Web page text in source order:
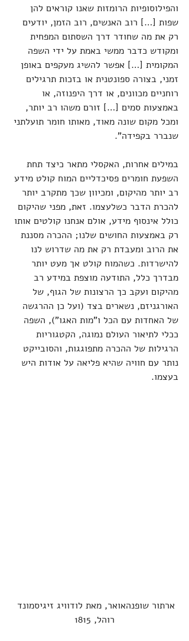
והפילוסופיות הרומזות שאנו קוראים להן
שפות […] רוב האנשים, רוב הזמן, יודעים
רק את מה שחודר דרך השסתום המפחית
ומקודש כדבר ממשי באמת על ידי השפה
המקומית […] אפשר להשיג מעקפים באופן
זמני, בצורה ספונטנית או בזכות תרגילים
רוחניים מכוונים, או דרך היפנוזה, או
באמצעות סמים […] זורם משהו רב יותר,
ומכל מקום שונה מאוד, מאותו חומר תועלתני
שנברר בקפידה".
במילים אחרות, האקסלי מתאר כיצד תחת
השפעת חומרים פסיכדליים המוח קולט מידע
רב יותר מהיקום, ומכיוון שכך מתקרב יותר
להכרת הדבר כשלעצמו. זאת, מפני שהיקום
כולל אינסוף מידע, אולם אנחנו קולטים אותו
רק באמצעות החושים שלנו; ההכרה מסננת
את הרוב ומעבדת רק את מה שדרוש לנו
להישרדות. כשהמוח קולט אך מעט יותר
מבדרך כלל, התודעה מוצפת במידע רב
מהיקום ועקב כך הרצונות של הגוף, של
האורגניזם, נשארים בצד (ועל כן ההרגשה
של האחדות עם הכל ו"מות האגו"), השפה
ככלי לתיאור העולם נמוגה, הקטגוריות
הרגילות של ההכרה מתפוגגות, והסובייקט
נותר עם חוויה שהיא פליאה על אודות היש
בעצמו.
ארתור שופנהאואר, מאת לודוויג זיגיסמונד
רוהל, 1815